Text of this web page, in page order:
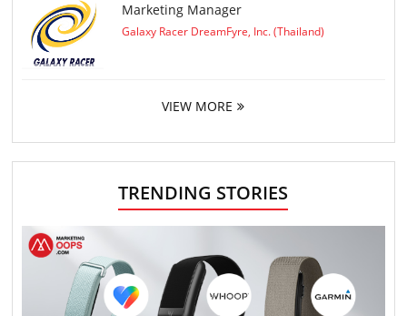
Marketing Manager
Galaxy Racer DreamFyre, Inc. (Thailand)
VIEW MORE
TRENDING STORIES